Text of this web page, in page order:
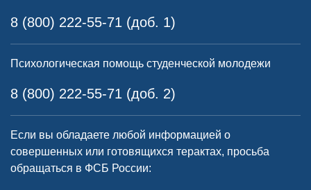
8 (800) 222-55-71 (доб. 1)
Психологическая помощь студенческой молодежи
8 (800) 222-55-71 (доб. 2)
Если вы обладаете любой информацией о
совершенных или готовящихся терактах, просьба
обращаться в ФСБ России: